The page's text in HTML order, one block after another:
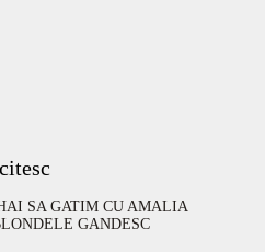
SA GATIM CU AMALIA
GANDESC